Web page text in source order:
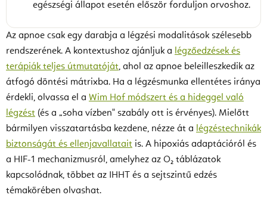
egészségi állapot esetén először forduljon orvoshoz.
Az apnoe csak egy darabja a légzési modalitások szélesebb
rendszerének. A kontextushoz ajánljuk a légzőedzések és
terápiák teljes útmutatóját, ahol az apnoe beleilleszkedik az
átfogó döntési mátrixba. Ha a légzésmunka ellentétes iránya
érdekli, olvassa el a Wim Hof módszert és a hideggel való
légzést (és a „soha vízben" szabály ott is érvényes). Mielőtt
bármilyen visszatartásba kezdene, nézze át a légzéstechnikák
biztonságát és ellenjavallatait is. A hipoxiás adaptációról és
a HIF-1 mechanizmusról, amelyhez az O₂ táblázatok
kapcsolódnak, többet az IHHT és a sejtszintű edzés
témakörében olvashat.